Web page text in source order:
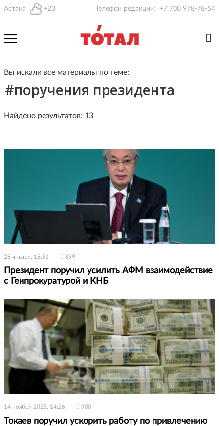
Астана +23 Телефон редакции: +7 700 978-78-54
Вы искали все материалы по теме:
Найдено результатов: 13
28 января, 18:51 899
Президент поручил усилить АФМ взаимодействие
с Генпрокуратурой и КНБ
14 ноября 2025, 14:26 900
Токаев поручил ускорить работу по привлечению